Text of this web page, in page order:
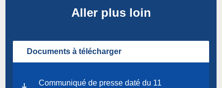
Aller plus loin
Documents à télécharger
Communiqué de presse daté du 11